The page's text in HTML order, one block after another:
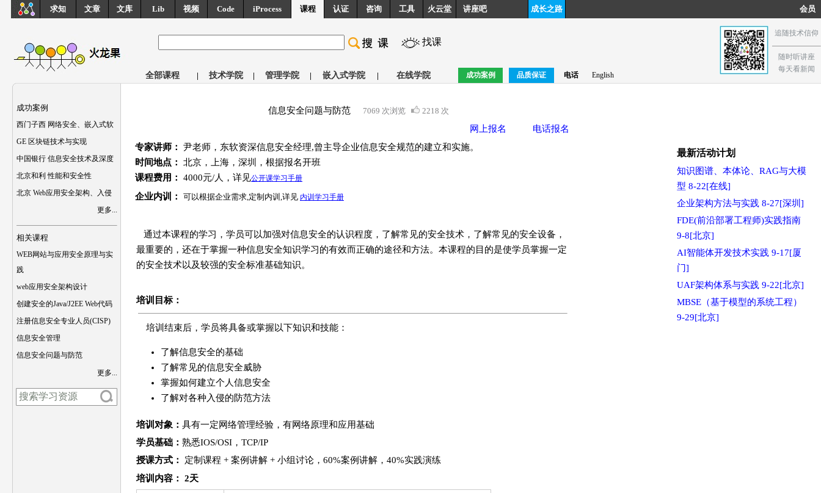
求知 文章 文库 Lib 视频 Code iProcess 课程 认证 咨询 工具 火云堂 讲座吧 成长之路 会员
找课
全部课程 | 技术学院 | 管理学院 | 嵌入式学院 | 在线学院 成功案例 品质保证 电话 English
追随技术信仰
随时听讲座
每天看新闻
成功案例
西门子西 网络安全、嵌入式软
GE 区块链技术与实现
中国银行 信息安全技术及深度
北京和利 性能和安全性
北京 Web应用安全架构、入侵
更多...
相关课程
WEB网站与应用安全原理与实
践
web应用安全架构设计
创建安全的Java/J2EE Web代码
注册信息安全专业人员(CISP)
信息安全管理
信息安全问题与防范
更多...
信息安全问题与防范 7069 次浏览 2218 次
网上报名
电话报名
专家讲师：
尹老师，东软资深信息安全经理,曾主导企业信息安全规范的建立和实施。
时间地点：
北京，上海，深圳，根据报名开班
课程费用：
4000元/人，详见公开课学习手册
企业内训： 可以根据企业需求,定制内训,详见 内训学习手册
通过本课程的学习，学员可以加强对信息安全的认识程度，了解常见的安全技术，了解常见的安全设备，
最重要的，还在于掌握一种信息安全知识学习的有效而正确的途径和方法。本课程的目的是使学员掌握一定
的安全技术以及较强的安全标准基础知识。
培训 目标：
培训结束后，学员将具备或掌握以下知识和技能：
了解信息安全的基础
了解常见的信息安全威胁
掌握如何建立个人信息安全
了解对各种入侵的防范方法
培训对象： 具有一定网络管理经验，有网络原理和应用基础
学员基础： 熟悉IOS/OSI，TCP/IP
授课方式：
定制课程 + 案例讲解 + 小组讨论，60%案例讲解，40%实践演练
培训 内容 ： 2天
最新活动计划
知识图谱、本体论、RAG与大模
型 8-22[在线]
企业架构方法与实践 8-27[深圳]
FDE(前沿部署工程师)实践指南
9-8[北京]
AI智能体开发技术实践 9-17[厦
门]
UAF架构体系与实践 9-22[北京]
MBSE（基于模型的系统工程）
9-29[北京]